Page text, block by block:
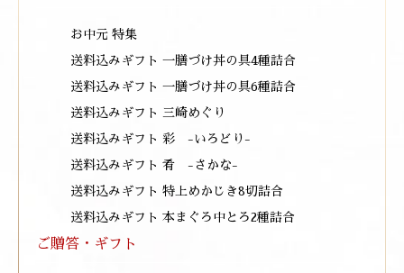
お中元 特集
送料込みギフト 一膳づけ丼の具4種詰合
送料込みギフト 一膳づけ丼の具6種詰合
送料込みギフト 三崎めぐり
送料込みギフト 彩 -いろどり-
送料込みギフト 肴 -さかな-
送料込みギフト 特上めかじき8切詰合
送料込みギフト 本まぐろ中とろ2種詰合
ご贈答・ギフト